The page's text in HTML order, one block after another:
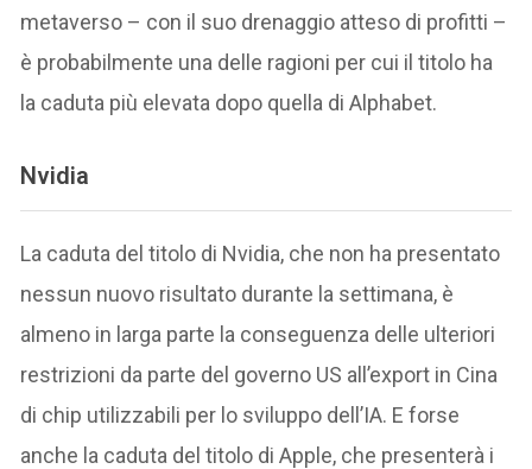
metaverso – con il suo drenaggio atteso di profitti –
è probabilmente una delle ragioni per cui il titolo ha
la caduta più elevata dopo quella di Alphabet.
Nvidia
La caduta del titolo di Nvidia, che non ha presentato
nessun nuovo risultato durante la settimana, è
almeno in larga parte la conseguenza delle ulteriori
restrizioni da parte del governo US all’export in Cina
di chip utilizzabili per lo sviluppo dell’IA. E forse
anche la caduta del titolo di Apple, che presenterà i